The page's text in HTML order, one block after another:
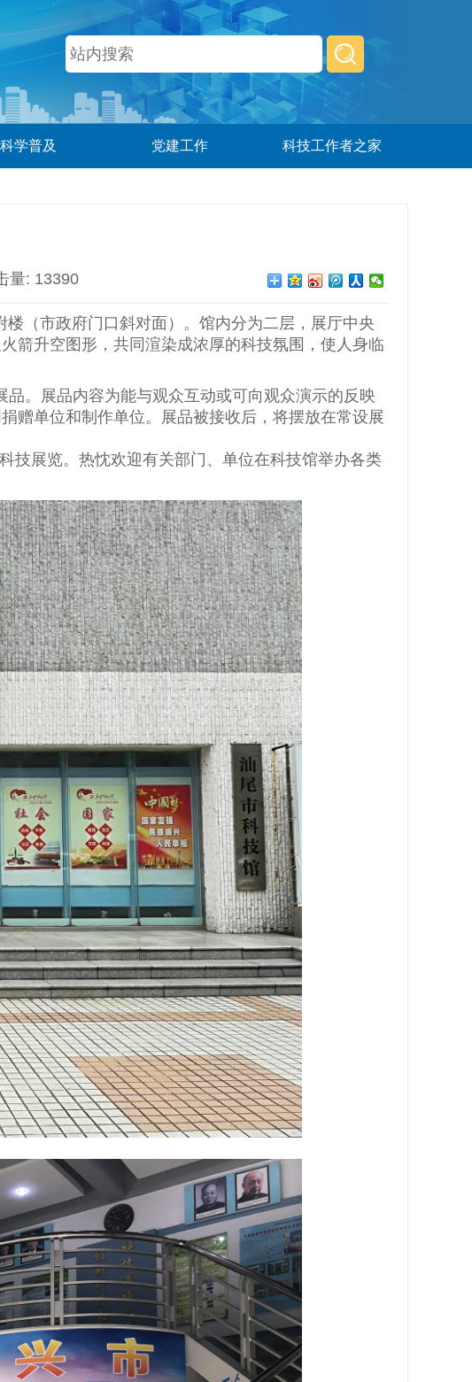
科学普及 党建工作 科技工作者之家
量: 13390
（市政府门口斜对面）。馆内分为二层，展厅中央
箭升空图形，共同渲染成浓厚的科技氛围，使人身临
。展品内容为能与观众互动或可向观众演示的反映
赠单位和制作单位。展品被接收后，将摆放在常设展
技展览。热忱欢迎有关部门、单位在科技馆举办各类